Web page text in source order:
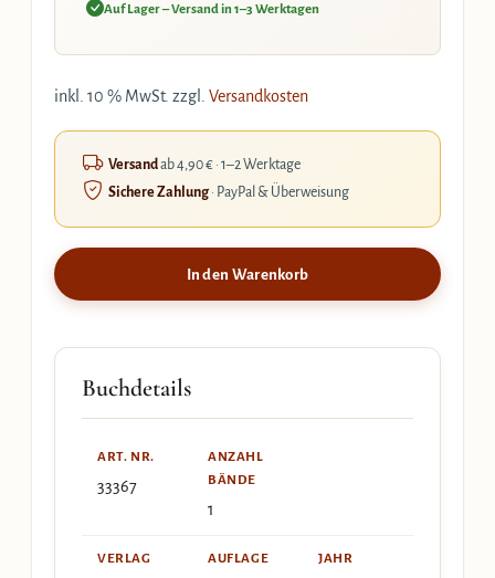
Auf Lager – Versand in 1–3 Werktagen
inkl. 10 % MwSt. zzgl. Versandkosten
Versandab 4,90 € · 1–2 Werktage
Sichere Zahlung· PayPal & Überweisung
In den Warenkorb
Buchdetails
ART. NR.
33367
ANZAHL
BÄNDE
1
VERLAG AUFLAGE JAHR